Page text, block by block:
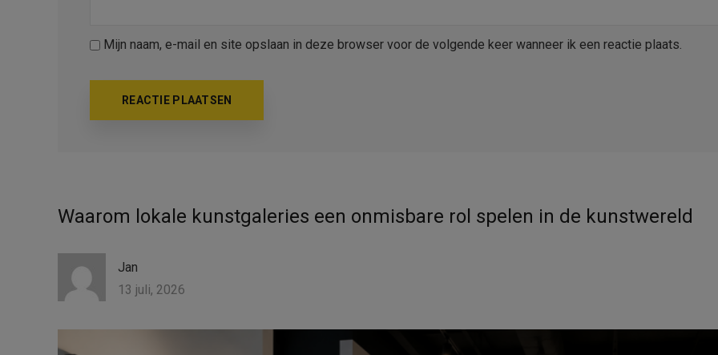
Mijn naam, e-mail en site opslaan in deze browser voor de volgende keer wanneer ik een reactie plaats.
Waarom lokale kunstgaleries een onmisbare rol spelen in de kunstwereld
Jan
13 juli, 2026